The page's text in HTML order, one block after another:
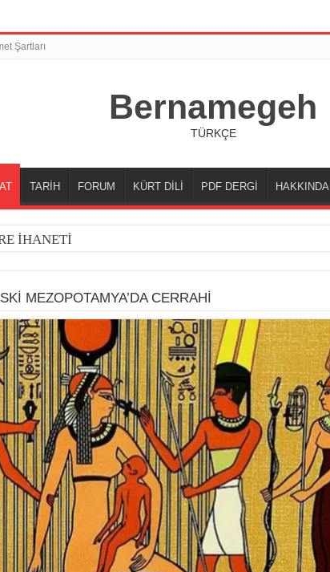
Şartları
Bernamegeh
TÜRKÇE
TARİH FORUM KÜRT DİLİ PDF DERGİ HAKKINDA
İHANETİ
MEZOPOTAMYA’DA CERRAHİ